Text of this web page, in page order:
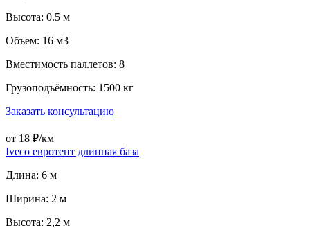
Высота: 0.5 м
Объем: 16 м3
Вместимость паллетов: 8
Грузоподъёмность: 1500 кг
Заказать консультацию
от 18 ₽/км
Iveco евротент длинная база
Длина: 6 м
Ширина: 2 м
Высота: 2,2 м